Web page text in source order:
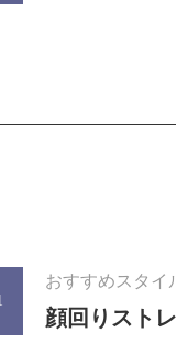
おすすめスタイ
顔回りスト